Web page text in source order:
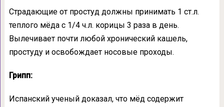
Страдающие от простуд должны принимать 1 ст.л.
теплого мёда с 1/4 ч.л. корицы 3 раза в день.
Вылечивает почти любой хронический кашель,
простуду и освобождает носовые проходы.
Грипп:
Испанский ученый доказал, что мёд содержит